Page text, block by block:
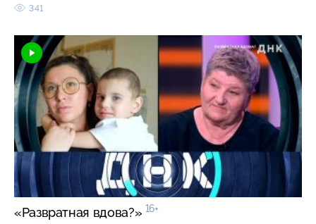
341
«Развратная вдова?» 16+